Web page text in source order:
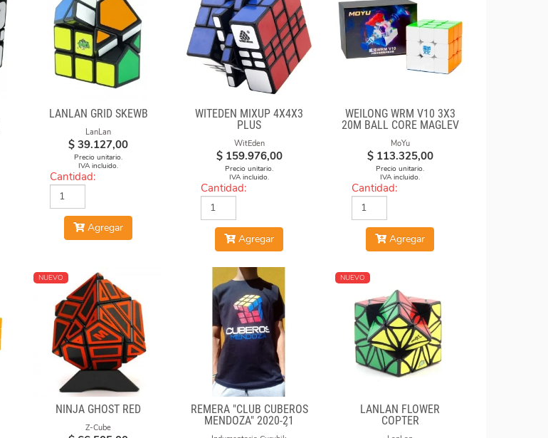
LANLAN GRID SKEWB
LanLan
$ 39.127,00
Precio unitario.
IVA incluido.
Cantidad:
Agregar
WITEDEN MIXUP 4X4X3
PLUS
WitEden
$ 159.976,00
Precio unitario.
IVA incluido.
Cantidad:
Agregar
WEILONG WRM V10 3X3
20M BALL CORE MAGLEV
UV
MoYu
$ 113.325,00
Precio unitario.
IVA incluido.
Cantidad:
Agregar
NUEVO
NINJA GHOST RED
Z-Cube
REMERA "CLUB CUBEROS
MENDOZA" 2020-21
NEGRA DE ALGODÓN
NUEVO
LANLAN FLOWER
COPTER